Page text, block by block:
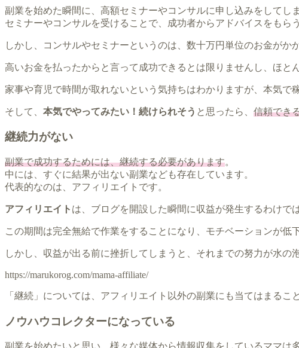
副業を始めた瞬間に、高額セミナーやコンサルに申し込みをしてし
セミナーやコンサルを受けることで、成功者からアドバイスをもら
しかし、コンサルやセミナーというのは、数十万円単位のお金が
高いお金を払ったからと言って成功できるとは限りませんし、ほと
家事や育児で時間が取れないという気持ちはわかりますが、本気で
そして、 本気でやってみたい！続けられそう と思ったら、 信頼でき
継続力がない
副業で成功するためには、継続する必要があります。
中には、すぐに結果が出ない副業なども存在しています。
代表的なのは、アフィリエイトです。
アフィリエイト は、ブログを開設した瞬間に収益が発生するわけで
この期間は完全無給で作業をすることになり、モチベーションが低
しかし、収益が出る前に挫折してしまうと、それまでの努力が水の
https://marukorog.com/mama-affiliate/
「継続」については、アフィリエイト以外の副業にも当てはまる
ノウハウコレクターになっている